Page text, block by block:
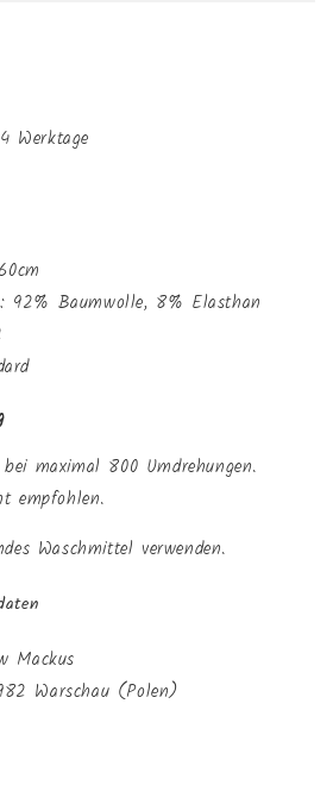
Werktage
92% Baumwolle, 8% Elasthan
maximal 800 Umdrehungen.
empfohlen.
Waschmittel verwenden.
Mackus
Warschau (Polen)